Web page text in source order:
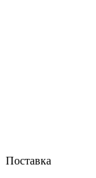
Поставка